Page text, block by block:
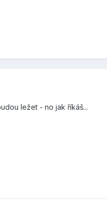
ležet - no jak říkáš...